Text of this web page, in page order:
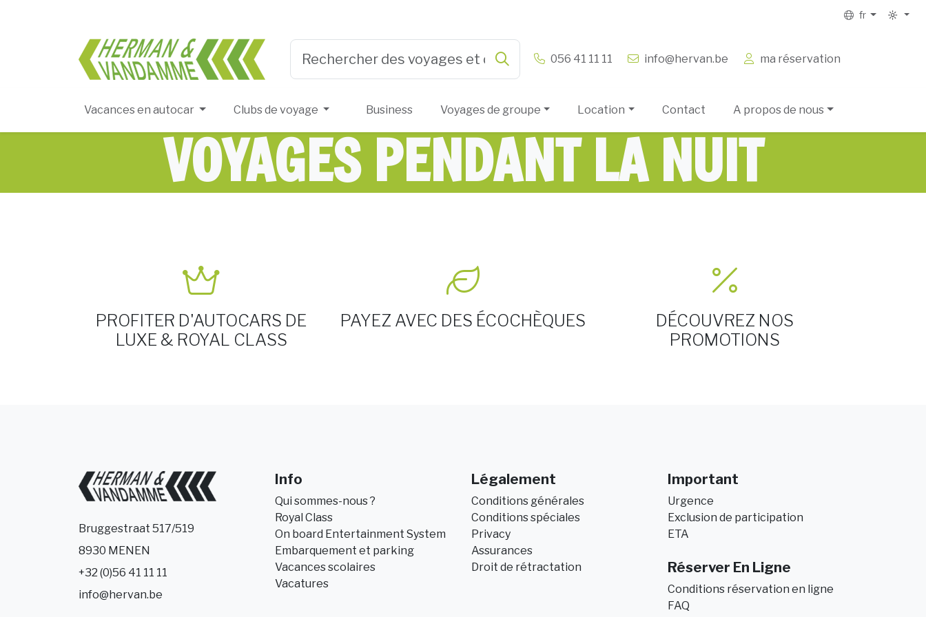
fr
Herman & Vandamme 056 41 11 11 info@hervan.be ma réservation
Vacances en autocar Clubs de voyage Business Voyages de groupe Location Contact A propos de nous
VOYAGES PENDANT LA NUIT
PROFITER D'AUTOCARS DE
LUXE & ROYAL CLASS
PAYEZ AVEC DES ÉCOCHÈQUES
DÉCOUVREZ NOS
PROMOTIONS
Bruggestraat 517/519
8930 MENEN
+32 (0)56 41 11 11
info@hervan.be
Info
Qui sommes-nous ?
Royal Class
On board Entertainment System
Embarquement et parking
Vacances scolaires
Vacatures
Légalement
Conditions générales
Conditions spéciales
Privacy
Assurances
Droit de rétractation
Important
Urgence
Exclusion de participation
ETA
Réserver En Ligne
Conditions réservation en ligne
FAQ